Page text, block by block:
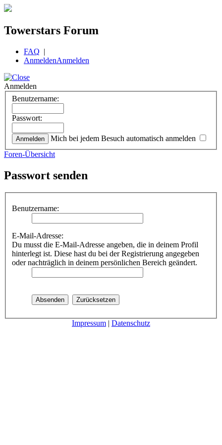
Towerstars Forum
FAQ |
AnmeldenAnmelden
Anmelden
Benutzername:
Passwort:
Mich bei jedem Besuch automatisch anmelden
Foren-Übersicht
Passwort senden
Benutzername:
E-Mail-Adresse:
Du musst die E-Mail-Adresse angeben, die in deinem Profil
hinterlegt ist. Diese hast du bei der Registrierung angegeben
oder nachträglich in deinem persönlichen Bereich geändert.
Impressum | Datenschutz